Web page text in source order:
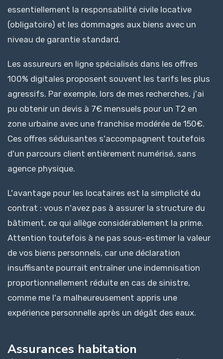
essentiellement la responsabilité civile locative
(obligatoire) et les dommages aux biens avec un
niveau de garantie standard.
Les assureurs en ligne spécialisés dans les offres
100% digitales proposent souvent les tarifs les plus
agressifs. Par exemple, lors de mes recherches, j'ai
pu obtenir un devis à 7€ mensuels pour un T2 en
zone urbaine avec une franchise modérée de 150€.
Ces offres séduisantes s'accompagnent toutefois
d'un parcours client entièrement numérisé, sans
agence physique.
L'avantage pour les locataires est la simplicité du
contrat : vous n'avez pas à assurer la structure du
bâtiment, ce qui allège considérablement la prime.
Attention toutefois à ne pas sous-estimer la valeur
de vos biens personnels, car une déclaration
insuffisante pourrait entraîner une indemnisation
proportionnellement réduite en cas de sinistre,
comme me l'a malheureusement appris une
expérience personnelle après un dégât des eaux.
Assurances habitation